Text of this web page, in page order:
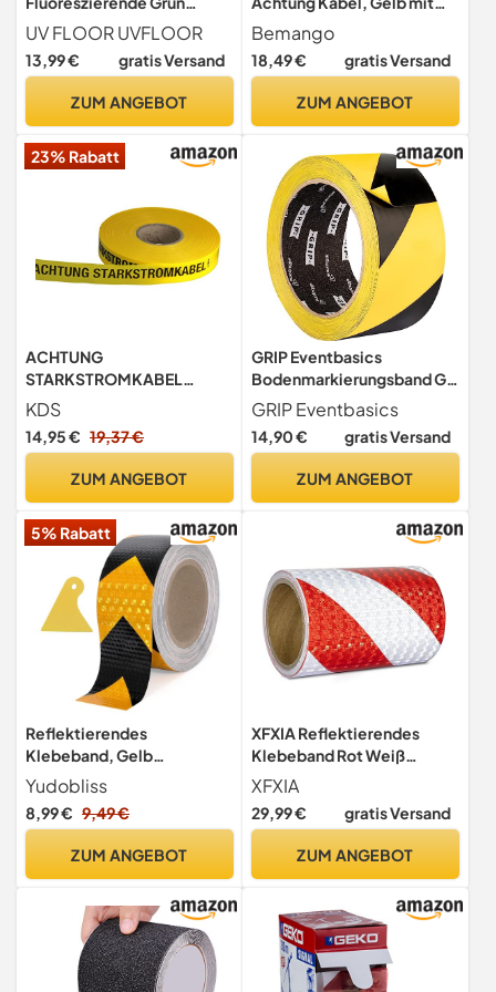
Aufkleber - Gaffer
Premium-Qualität - Neon
Zubehör - Party -
50mm x 25 m
UV FLOOR UVFLOOR
13,99 € gratis Versand
ZUM ANGEBOT
Schwarzem Druck 250m
Bemango
18,49 € gratis Versand
ZUM ANGEBOT
23% Rabatt
ACHTUNG
STARKSTROMKABEL
Trassen-
Warnband/Trassenband/Wa
rnband/Band 250 m x 40
KDS
14,95 € 19,37 €
ZUM ANGEBOT
GRIP Eventbasics
Bodenmarkierungsband GT
800 | PVC Warnband
schwarz gelb gestreift | 50
mm x 33 m | selbstklebend
GRIP Eventbasics
14,90 € gratis Versand
ZUM ANGEBOT
5% Rabatt
Reflektierendes
Klebeband, Gelb
Schwarzes 5cm × 10m
Reflektierendes
Warnklebeband,
Reflektierendes
Markierungsband, Für
Straßenverkehrsanlagen,
Treppe und Parkhäuser
Yudobliss
8,99 € 9,49 €
ZUM ANGEBOT
XFXIA Reflektierendes
Klebeband Rot Weiß
Wasserdicht
Reflektorband15cmx10m
XFXIA
29,99 € gratis Versand
ZUM ANGEBOT